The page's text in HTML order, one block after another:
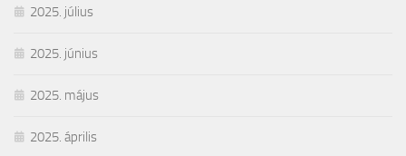
2025. július
2025. június
2025. május
2025. április